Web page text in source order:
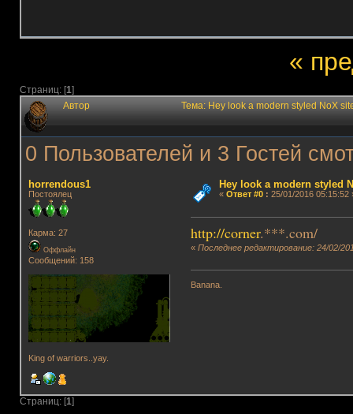
«
Страниц: [1]
Автор Тема: Hey look a modern styled NoX
0 Пользователей и 3 Гостей
horrendous1
Постоялец
Карма: 27
Оффлайн
Сообщений: 158
King of warriors..yay.
Hey look a modern styled
« Ответ #0: 25/01/2016 05:15:52
http://corner.***.com/
«Последнее редактирование: 24/02/
Banana.
Страниц: [1]